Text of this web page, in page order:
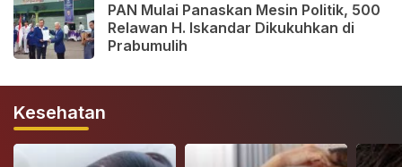
PAN Mulai Panaskan Mesin Politik, 500
Relawan H. Iskandar Dikukuhkan di
Prabumulih
Kesehatan